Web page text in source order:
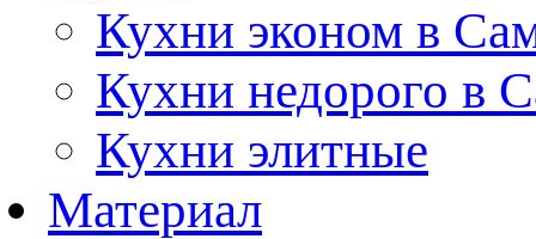
Кухни эконом в
Кухни недорого в
Кухни элитные
Материал